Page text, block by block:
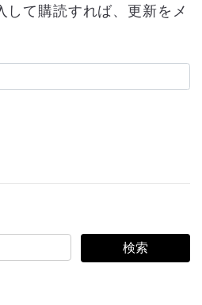
して購読すれば、更新をメ